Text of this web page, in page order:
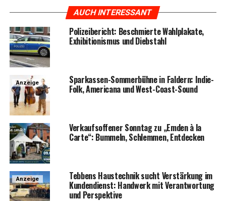
AUCH INTERESSANT
Poli­zei­be­richt: Beschmier­te Wahl­pla­ka­te,
Exhi­bi­tio­nis­mus und Diebstahl
Anzeige Spar­kas­sen-Som­mer­büh­ne in Fald­ern: Indie-
Folk, Ame­ri­ca­na und West-Coast-Sound
Ver­kaufs­of­fe­ner Sonn­tag zu „Emden à la
Car­te“: Bum­meln, Schlem­men, Entdecken
Anzeige Teb­bens Haus­tech­nik sucht Ver­stär­kung im
Kun­den­dienst: Hand­werk mit Ver­ant­wor­tung
und Perspektive